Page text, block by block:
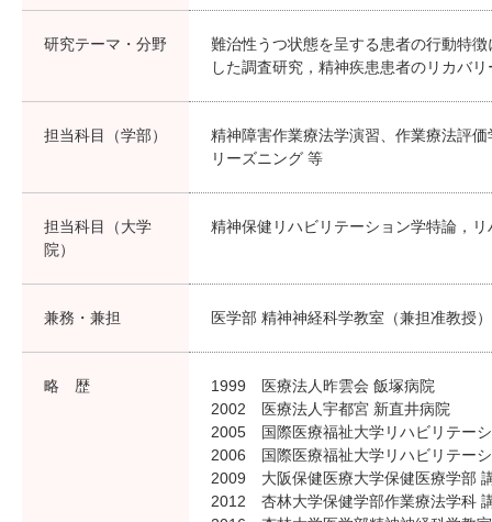
研究テーマ・分野
難治性うつ状態を呈する患者の行動特
した調査研究，精神疾患患者のリカバ
担当科目（学部）
精神障害作業療法学演習、作業療法評
リーズニング 等
担当科目（大学
院）
精神保健リハビリテーション学特論，
兼務・兼担 医学部 精神神経科学教室（兼担准教授）
略 歴
1999 医療法人昨雲会 飯塚病院
2002 医療法人宇都宮 新直井病院
2005 国際医療福祉大学リハビリテー
2006 国際医療福祉大学リハビリテー
2009 大阪保健医療大学保健医療学部
2012 杏林大学保健学部作業療法学科